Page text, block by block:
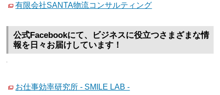
有限会社SANTA物流コンサルティング
公式Facebookにて、ビジネスに役立つさまざまな情
報を日々お届けしています！
お仕事効率研究所 - SMILE LAB -